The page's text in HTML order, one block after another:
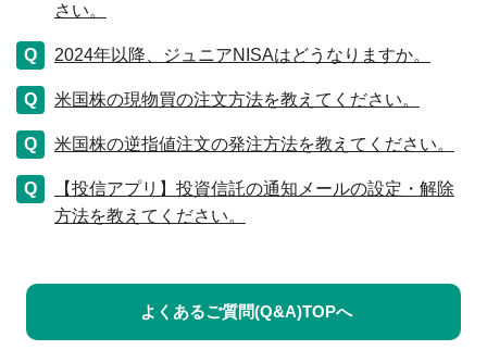
さい。
2024年以降、ジュニアNISAはどうなりますか。
米国株の現物買の注文方法を教えてください。
米国株の逆指値注文の発注方法を教えてください。
【投信アプリ】投資信託の通知メールの設定・解除
方法を教えてください。
よくあるご質問(Q&A)TOPへ